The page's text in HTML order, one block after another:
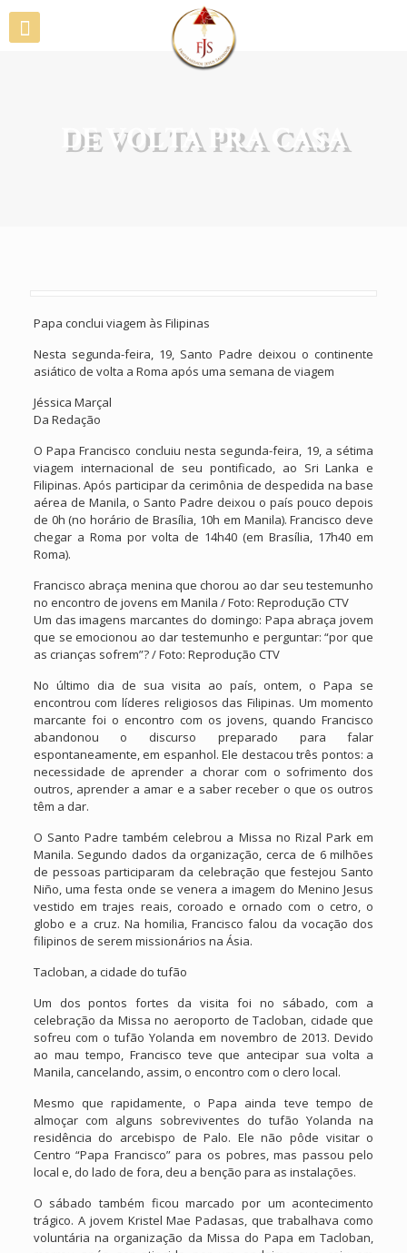
DE VOLTA PRA CASA
Papa conclui viagem às Filipinas
Nesta segunda-feira, 19, Santo Padre deixou o continente
asiático de volta a Roma após uma semana de viagem
Jéssica Marçal
Da Redação
O Papa Francisco concluiu nesta segunda-feira, 19, a sétima
viagem internacional de seu pontificado, ao Sri Lanka e
Filipinas. Após participar da cerimônia de despedida na base
aérea de Manila, o Santo Padre deixou o país pouco depois
de 0h (no horário de Brasília, 10h em Manila). Francisco deve
chegar a Roma por volta de 14h40 (em Brasília, 17h40 em
Roma).
Francisco abraça menina que chorou ao dar seu testemunho
no encontro de jovens em Manila / Foto: Reprodução CTV
Um das imagens marcantes do domingo: Papa abraça jovem
que se emocionou ao dar testemunho e perguntar: “por que
as crianças sofrem”? / Foto: Reprodução CTV
No último dia de sua visita ao país, ontem, o Papa se
encontrou com líderes religiosos das Filipinas. Um momento
marcante foi o encontro com os jovens, quando Francisco
abandonou o discurso preparado para falar
espontaneamente, em espanhol. Ele destacou três pontos: a
necessidade de aprender a chorar com o sofrimento dos
outros, aprender a amar e a saber receber o que os outros
têm a dar.
O Santo Padre também celebrou a Missa no Rizal Park em
Manila. Segundo dados da organização, cerca de 6 milhões
de pessoas participaram da celebração que festejou Santo
Niño, uma festa onde se venera a imagem do Menino Jesus
vestido em trajes reais, coroado e ornado com o cetro, o
globo e a cruz. Na homilia, Francisco falou da vocação dos
filipinos de serem missionários na Ásia.
Tacloban, a cidade do tufão
Um dos pontos fortes da visita foi no sábado, com a
celebração da Missa no aeroporto de Tacloban, cidade que
sofreu com o tufão Yolanda em novembro de 2013. Devido
ao mau tempo, Francisco teve que antecipar sua volta a
Manila, cancelando, assim, o encontro com o clero local.
Mesmo que rapidamente, o Papa ainda teve tempo de
almoçar com alguns sobreviventes do tufão Yolanda na
residência do arcebispo de Palo. Ele não pôde visitar o
Centro “Papa Francisco” para os pobres, mas passou pelo
local e, do lado de fora, deu a benção para as instalações.
O sábado também ficou marcado por um acontecimento
trágico. A jovem Kristel Mae Padasas, que trabalhava como
voluntária na organização da Missa do Papa em Tacloban,